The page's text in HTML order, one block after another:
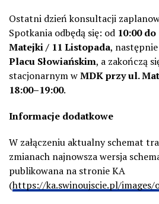
Ostatni dzień konsultacji
Spotkania odbędą się: od 10:00 do
Matejki / 11 Listopada,
Placu Słowiańskim, a zakończą
stacjonarnym wMDK przy ul.
18:00–19:00.
Informacje dodatkowe
W załączeniu aktualny schemat
zmianach najnowsza wersja
publikowana na stronie KA
(https://ka.swinoujscie.pl/images/